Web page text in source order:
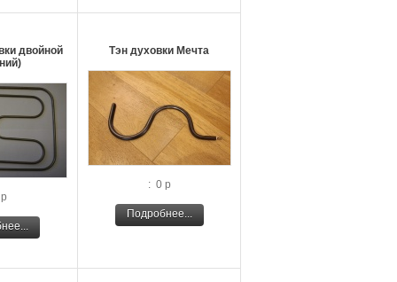
двойной
Тэн духовки Мечта
: 0 р
Подробнее...